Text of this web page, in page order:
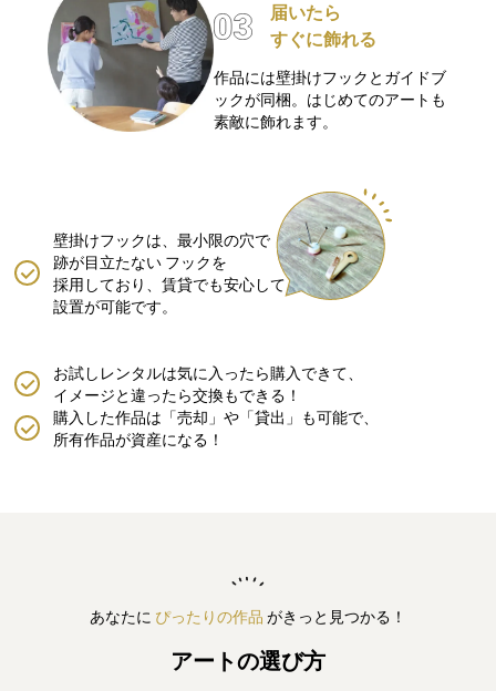
届いたら
すぐに飾れる
作品には壁掛けフックとガイドブ
ックが同梱。はじめてのアートも
素敵に飾れます。
壁掛けフックは、最小限の穴で
跡が目立たない フックを
採用しており、賃貸でも安心して
設置が可能です。
購入した作品は「売却」や「貸出」も可能で、
所有作品が資産になる！
お試しレンタルは気に入ったら購入できて、
イメージと違ったら交換もできる！
あなたに ぴったりの作品 がきっと見つかる！
アートの選び方